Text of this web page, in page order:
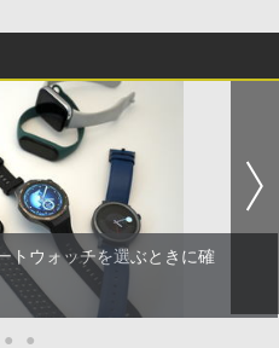
トウォッチを選ぶときに確
● ●